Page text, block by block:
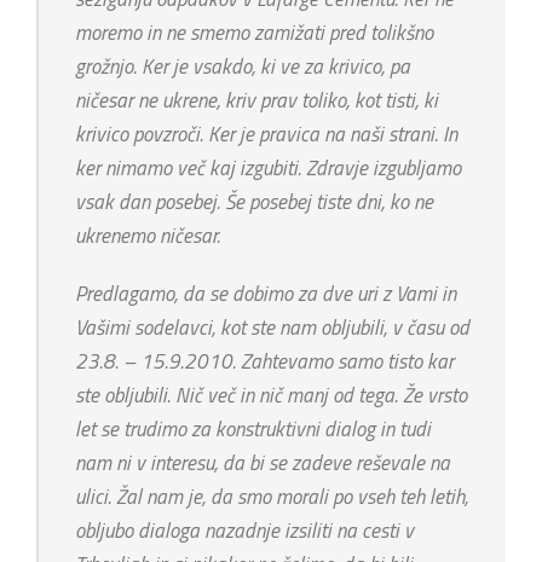
moremo in ne smemo zamižati pred tolikšno
grožnjo. Ker je vsakdo, ki ve za krivico, pa
ničesar ne ukrene, kriv prav toliko, kot tisti, ki
krivico povzroči. Ker je pravica na naši strani. In
ker nimamo več kaj izgubiti. Zdravje izgubljamo
vsak dan posebej. Še posebej tiste dni, ko ne
ukrenemo ničesar.
Predlagamo, da se dobimo za dve uri z Vami in
Vašimi sodelavci, kot ste nam obljubili, v času od
23.8. – 15.9.2010. Zahtevamo samo tisto kar
ste obljubili. Nič več in nič manj od tega. Že vrsto
let se trudimo za konstruktivni dialog in tudi
nam ni v interesu, da bi se zadeve reševale na
ulici. Žal nam je, da smo morali po vseh teh letih,
obljubo dialoga nazadnje izsiliti na cesti v